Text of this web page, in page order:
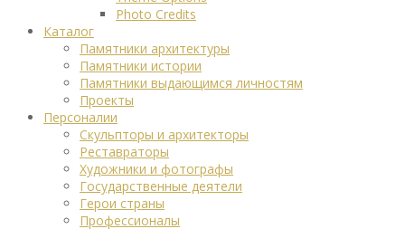
Photo Credits
Каталог
Памятники архитектуры
Памятники истории
Памятники выдающимся личностям
Проекты
Персоналии
Скульпторы и архитекторы
Реставраторы
Художники и фотографы
Государственные деятели
Герои страны
Профессионалы